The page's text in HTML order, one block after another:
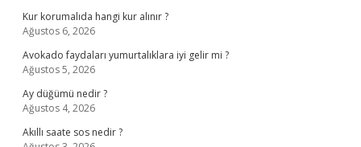
Kur korumalıda hangi kur alınır ?
Ağustos 6, 2026
Avokado faydaları yumurtalıklara iyi gelir mi ?
Ağustos 5, 2026
Ay düğümü nedir ?
Ağustos 4, 2026
Akıllı saate sos nedir ?